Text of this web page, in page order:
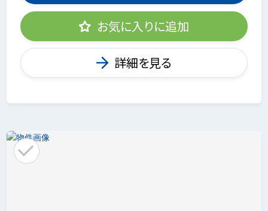
お気に入りに追加
詳細を見る